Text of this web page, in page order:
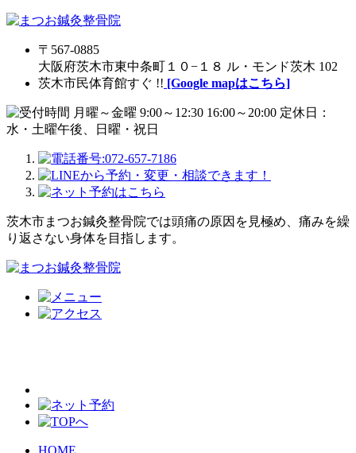
〒567-0885
大阪府茨木市東中条町１０−１８ ル・モンド茨木 102
茨木市民体育館すぐ !! [Google mapはこちら]
茨木市まつお鍼灸整骨院では頭痛の原因を見極め、痛みを繰
り返さない身体を目指します。
HOME